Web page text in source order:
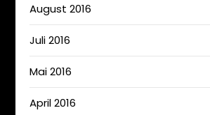
August 2016
Juli 2016
Mai 2016
April 2016